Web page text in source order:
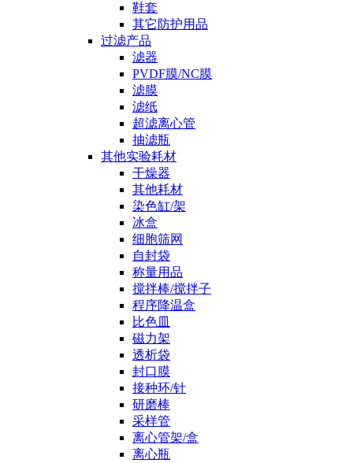
鞋套
其它防护用品
过滤产品
滤器
PVDF膜/NC膜
滤膜
滤纸
超滤离心管
抽滤瓶
其他实验耗材
干燥器
其他耗材
染色缸/架
冰盒
细胞筛网
自封袋
称量用品
搅拌棒/搅拌子
程序降温盒
比色皿
磁力架
透析袋
封口膜
接种环/针
研磨棒
采样管
离心管架/盒
离心瓶